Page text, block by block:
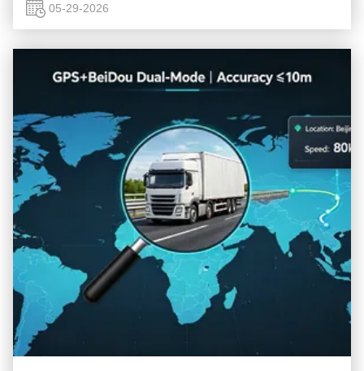
とネットワークのカバレッジ不足、高温と砂嵐、エンジニア
もあります。 Candi のインテリジェント建設現場カメラ監視
05-29-2026